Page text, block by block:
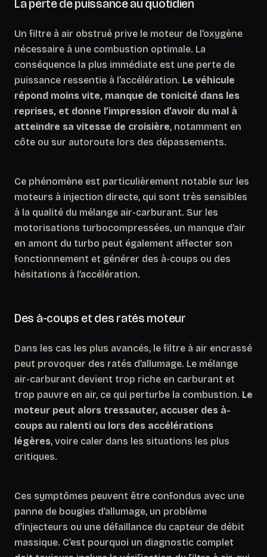
La perte de puissance au quotidien
Un filtre à air obstrué prive le moteur de l’oxygène
nécessaire à une combustion optimale. La
conséquence la plus immédiate est une perte de
puissance ressentie à l’accélération. Le véhicule
répond moins vite, manque de tonicité dans les
reprises, et donne l’impression d’avoir du mal à
atteindre sa vitesse de croisière, notamment en
côte ou sur autoroute lors des dépassements.
Ce phénomène est particulièrement notable sur les
moteurs à injection directe, qui sont très sensibles
à la qualité du mélange air-carburant. Sur les
motorisations turbocompressées, un manque d’air
en amont du turbo peut également affecter son
fonctionnement et générer des à-coups ou des
hésitations à l’accélération.
Des à-coups et des ratés moteur
Dans les cas les plus avancés, le filtre à air encrassé
peut provoquer des ratés d’allumage. Le mélange
air-carburant devient trop riche en carburant et
trop pauvre en air, ce qui perturbe la combustion. Le
moteur peut alors tressauter, accuser des à-
coups au ralenti ou lors des accélérations
légères, voire caler dans les situations les plus
critiques.
Ces symptômes peuvent être confondus avec une
panne de bougies d’allumage, un problème
d’injecteurs ou une défaillance du capteur de débit
massique. C’est pourquoi un diagnostic complet